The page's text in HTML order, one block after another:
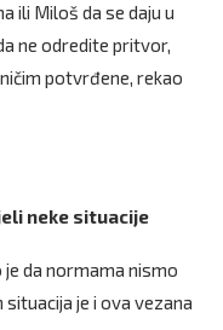
ili Miloš da se daju u
ne odredite pritvor,
potvrđene, rekao
neke situacije
je da normama nismo
je i ova vezana